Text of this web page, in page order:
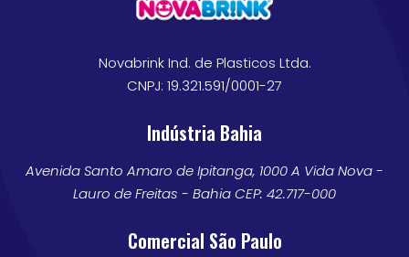
Novabrink Ind. de Plasticos Ltda.
CNPJ: 19.321.591/0001-27
Indústria Bahia
Avenida Santo Amaro de Ipitanga, 1000 A Vida Nova -
Lauro de Freitas - Bahia CEP: 42.717-000
Comercial São Paulo